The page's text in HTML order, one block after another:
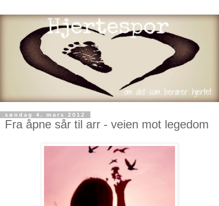
søndag 4. mars 2012
Fra åpne sår til arr - veien mot legedom